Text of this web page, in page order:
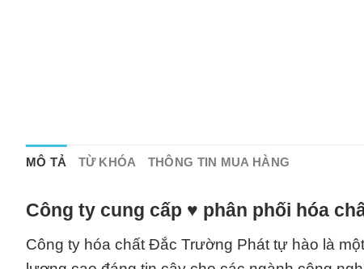
MÔ TẢ TỪ KHÓA THÔNG TIN MUA HÀNG
Công ty cung cấp ♥ phân phối hóa
Công ty hóa chất Đắc Trường Phát tự hào là